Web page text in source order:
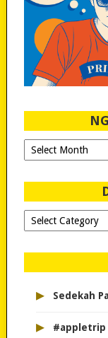
Ngeblog
Sejak
Dipilih-
dipilih..
▸ Sedekah
▸ #appletrip